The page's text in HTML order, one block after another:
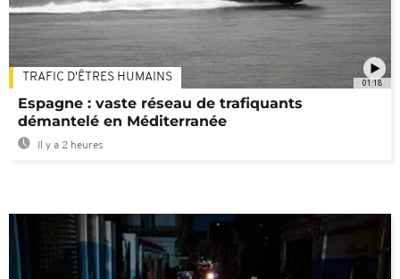
01:18
TRAFIC D'ÊTRES HUMAINS
Espagne : vaste réseau de trafiquants
démantelé en Méditerranée
Il y a 2 heures